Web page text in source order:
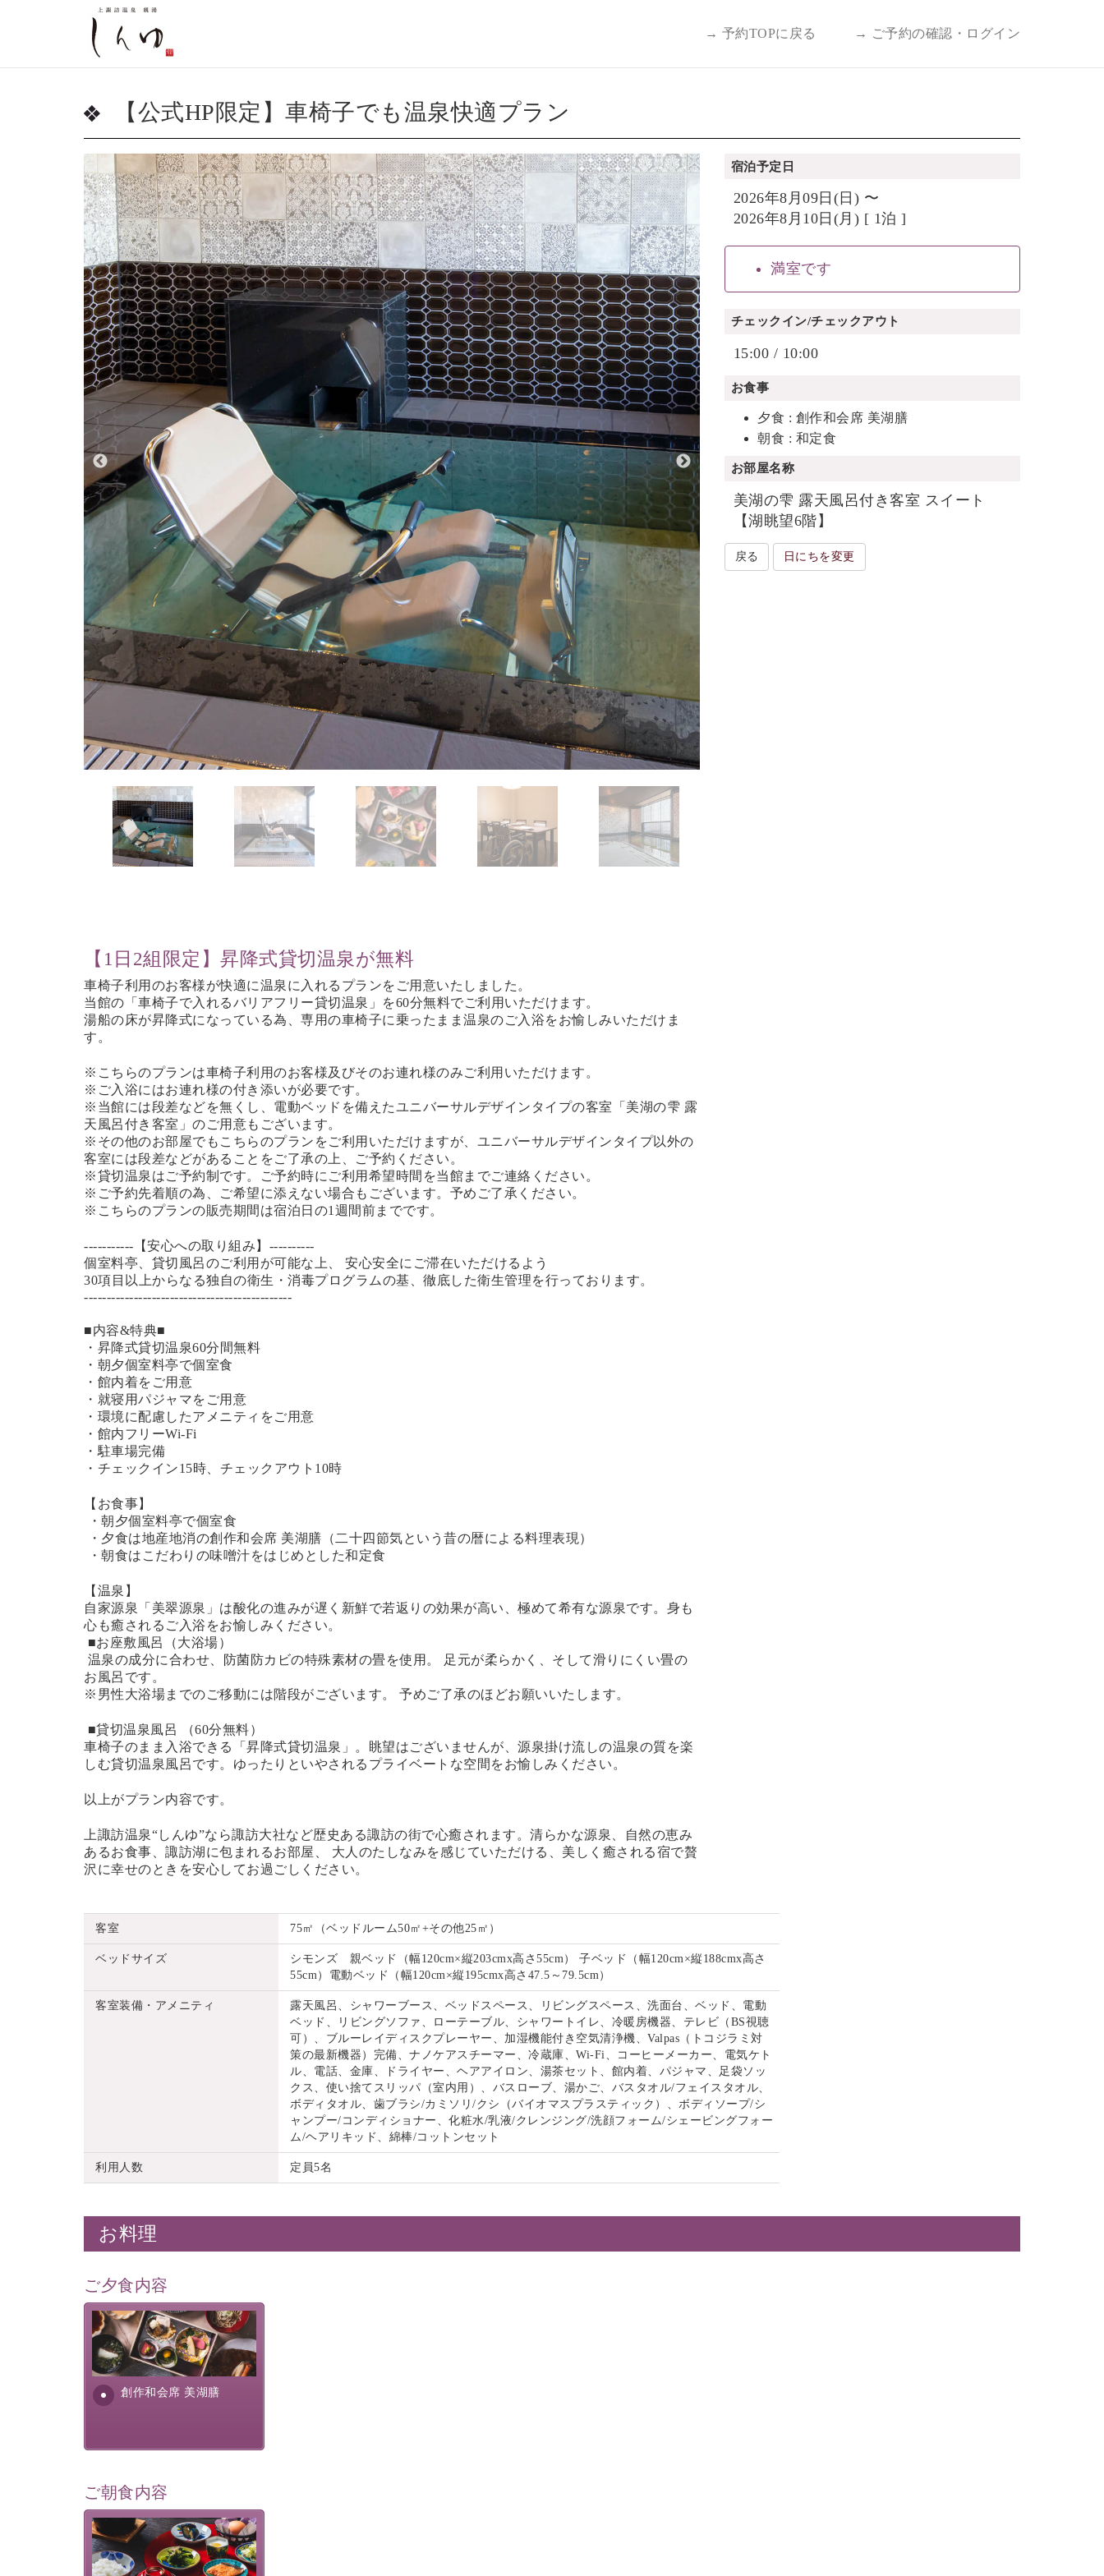
→ 予約TOPに戻る → ご予約の確認・ログイン
【公式HP限定】車椅子でも温泉快適プラン
【1日2組限定】昇降式貸切温泉が無料
車椅子利用のお客様が快適に温泉に入れるプランをご用意いたしました。
当館の「車椅子で入れるバリアフリー貸切温泉」を60分無料でご利用いただけます。
湯船の床が昇降式になっている為、専用の車椅子に乗ったまま温泉のご入浴をお愉しみいただけま
す。
※こちらのプランは車椅子利用のお客様及びそのお連れ様のみご利用いただけます。
※ご入浴にはお連れ様の付き添いが必要です。
※当館には段差などを無くし、電動ベッドを備えたユニバーサルデザインタイプの客室「美湖の雫 露
天風呂付き客室」のご用意もございます。
※その他のお部屋でもこちらのプランをご利用いただけますが、ユニバーサルデザインタイプ以外の
客室には段差などがあることをご了承の上、ご予約ください。
※貸切温泉はご予約制です。ご予約時にご利用希望時間を当館までご連絡ください。
※ご予約先着順の為、ご希望に添えない場合もございます。予めご了承ください。
※こちらのプランの販売期間は宿泊日の1週間前までです。
-----------【安心への取り組み】----------
個室料亭、貸切風呂のご利用が可能な上、 安心安全にご滞在いただけるよう
30項目以上からなる独自の衛生・消毒プログラムの基、徹底した衛生管理を行っております。
----------------------------------------------
■内容&特典■
・昇降式貸切温泉60分間無料
・朝夕個室料亭で個室食
・館内着をご用意
・就寝用パジャマをご用意
・環境に配慮したアメニティをご用意
・館内フリーWi-Fi
・駐車場完備
・チェックイン15時、チェックアウト10時
【お食事】
・朝夕個室料亭で個室食
・夕食は地産地消の創作和会席 美湖膳（二十四節気という昔の暦による料理表現）
・朝食はこだわりの味噌汁をはじめとした和定食
【温泉】
自家源泉「美翠源泉」は酸化の進みが遅く新鮮で若返りの効果が高い、極めて希有な源泉です。身も
心も癒されるご入浴をお愉しみください。
■お座敷風呂（大浴場）
温泉の成分に合わせ、防菌防カビの特殊素材の畳を使用。 足元が柔らかく、そして滑りにくい畳の
お風呂です。
※男性大浴場までのご移動には階段がございます。 予めご了承のほどお願いいたします。
■貸切温泉風呂
（60分無料）
車椅子のまま入浴できる「昇降式貸切温泉」。眺望はございませんが、源泉掛け流しの温泉の質を楽
しむ貸切温泉風呂です。ゆったりといやされるプライベートな空間をお愉しみください。
以上がプラン内容です。
上諏訪温泉“しんゆ”なら諏訪大社など歴史ある諏訪の街で心癒されます。清らかな源泉、自然の恵み
あるお食事、諏訪湖に包まれるお部屋、
大人のたしなみを感じていただける、美しく癒される宿で贅
沢に幸せのときを安心してお過ごしください。
宿泊予定日
2026年8月09日(日) 〜
2026年8月10日(月) [ 1泊 ]
満室です
チェックイン/チェックアウト
15:00 / 10:00
お食事
夕食 : 創作和会席 美湖膳
朝食 : 和定食
お部屋名称
美湖の雫 露天風呂付き客室 スイート
【湖眺望6階】
戻る 日にちを変更
客室 75㎡（ベッドルーム50㎡+その他25㎡）
ベッドサイズ
シモンズ 親ベッド（幅120cm×縦203cmx高さ55cm） 子ベッド（幅120cm×縦188cmx高さ
55cm）電動ベッド（幅120cm×縦195cmx高さ47.5～79.5cm）
客室装備・アメニティ
露天風呂、シャワーブース、ベッドスペース、リビングスペース、洗面台、ベッド、電動
ベッド、リビングソファ、ローテーブル、シャワートイレ、冷暖房機器、テレビ（BS視聴
可）、ブルーレイディスクプレーヤー、加湿機能付き空気清浄機、Valpas（トコジラミ対
策の最新機器）完備、ナノケアスチーマー、冷蔵庫、Wi-Fi、コーヒーメーカー、電気ケト
ル、電話、金庫、ドライヤー、ヘアアイロン、湯茶セット、館内着、パジャマ、足袋ソッ
クス、使い捨てスリッパ（室内用）、バスローブ、湯かご、バスタオル/フェイスタオル、
ボディタオル、歯ブラシ/カミソリ/クシ（バイオマスプラスティック）、ボディソープ/シ
ャンプー/コンディショナー、化粧水/乳液/クレンジング/洗顔フォーム/シェービングフォー
ム/ヘアリキッド、綿棒/コットンセット
利用人数 定員5名
お料理
ご夕食内容
創作和会席 美湖膳
美湖膳とは諏訪の地で特別を
提供する為に料理長・神原 裕
明が考え出した創作和会席で
す。美しい諏訪湖の幸...
ご朝食内容
さっぱりとした和食膳に使わ
れる食材は、諏訪の名産品を